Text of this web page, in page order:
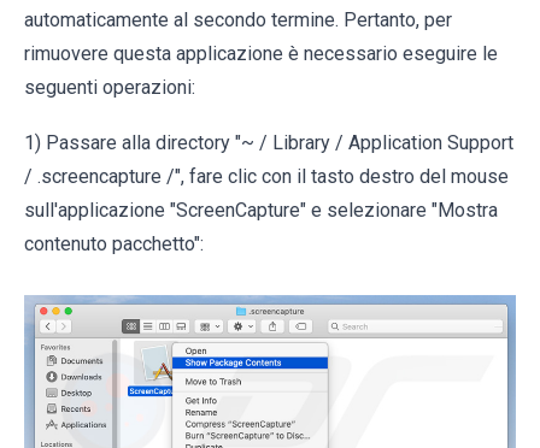
automaticamente al secondo termine. Pertanto, per
rimuovere questa applicazione è necessario eseguire le
seguenti operazioni:
1) Passare alla directory "~ / Library / Application Support
/ .screencapture /", fare clic con il tasto destro del mouse
sull'applicazione "ScreenCapture" e selezionare "Mostra
contenuto pacchetto":